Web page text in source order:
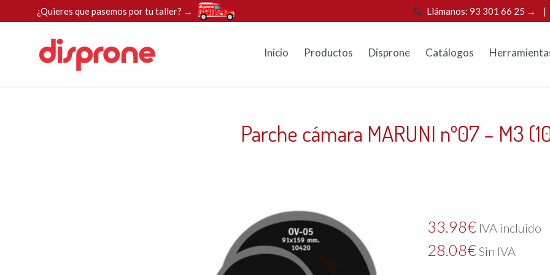
¿Quieres que pasemos por tu taller? → Llámanos: 93 301 66 25 → |
Inicio Productos Disprone Catálogos
Parche cámara MARUNI nº07 – M3
33.98€ IVA incluido
28.08€Sin IVA